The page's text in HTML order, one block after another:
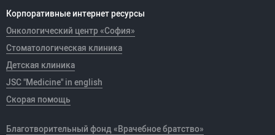
Корпоративные интернет ресурсы
Онкологический центр «София»
Стоматологическая клиника
Детская клиника
JSC "Medicine" in english
Скорая помощь
Благотворительный фонд «Врачебное братство»